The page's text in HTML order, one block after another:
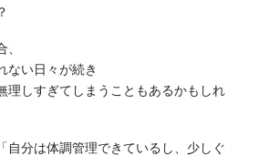
ない日々が続き
理しすぎてしまうこともあるかもしれ
自分は体調管理できているし、少しぐ